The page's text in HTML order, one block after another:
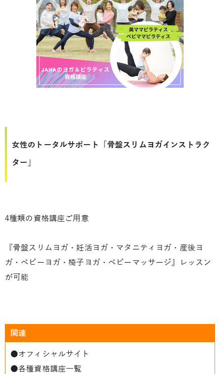
女性のトータルサポート「骨盤スリムヨガインストラク
ター」
4種類の資格講座ご用意
『骨盤スリムヨガ・妊活ヨガ・マタニティヨガ・産後ヨ
ガ・ベビーヨガ・椅子ヨガ・ベビーマッサージ』レッスン
が可能
関連
●オフィシャルサイト
●各種資格講座一覧